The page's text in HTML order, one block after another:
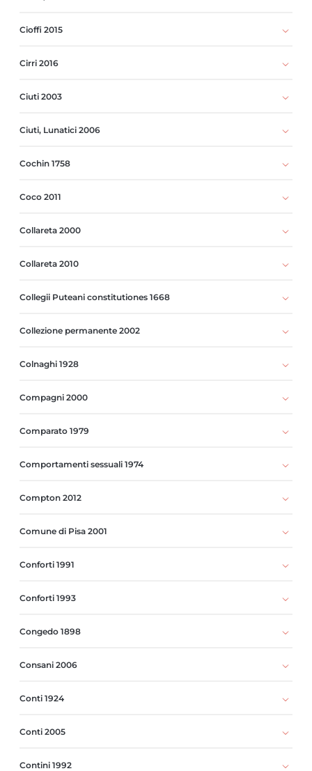
Cioffi 2015
Cirri 2016
Ciuti 2003
Ciuti, Lunatici 2006
Cochin 1758
Coco 2011
Collareta 2000
Collareta 2010
Collegii Puteani constitutiones 1668
Collezione permanente 2002
Colnaghi 1928
Compagni 2000
Comparato 1979
Comportamenti sessuali 1974
Compton 2012
Comune di Pisa 2001
Conforti 1991
Conforti 1993
Congedo 1898
Consani 2006
Conti 1924
Conti 2005
Contini 1992